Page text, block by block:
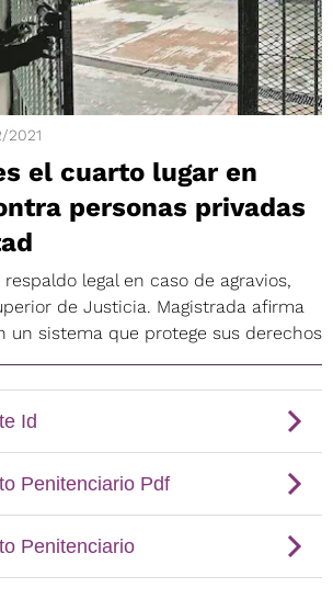
2021
el cuarto lugar en
personas privadas
legal en caso de agravios,
de Justicia. Magistrada afirma
un sistema que protege sus derechos